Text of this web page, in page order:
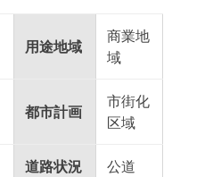
用途地域
商業地
域
都市計画
市街化
区域
道路状況 公道